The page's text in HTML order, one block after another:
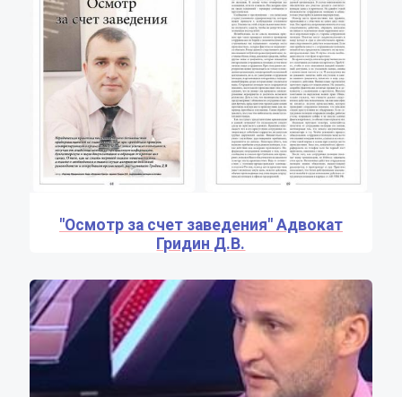
"Осмотр за счет заведения" Адвокат
Гридин Д.В.